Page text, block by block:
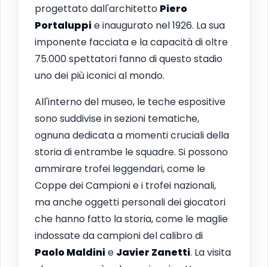
progettato dall'architetto Piero
Portaluppie inaugurato nel 1926. La sua
imponente facciata e la capacità di oltre
75.000 spettatori fanno di questo stadio
uno dei più iconici al mondo.
All'interno del museo, le teche espositive
sono suddivise in sezioni tematiche,
ognuna dedicata a momenti cruciali della
storia di entrambe le squadre. Si possono
ammirare trofei leggendari, come le
Coppe dei Campioni e i trofei nazionali,
ma anche oggetti personali dei giocatori
che hanno fatto la storia, come le maglie
indossate da campioni del calibro di
Paolo Maldinie Javier Zanetti. La visita